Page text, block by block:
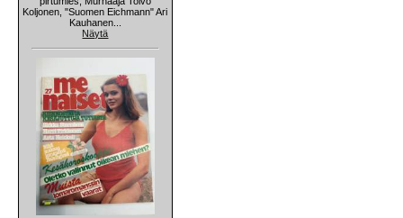
Koljonen, "Suomen Eichmann" Ari
Kauhanen...
Näytä